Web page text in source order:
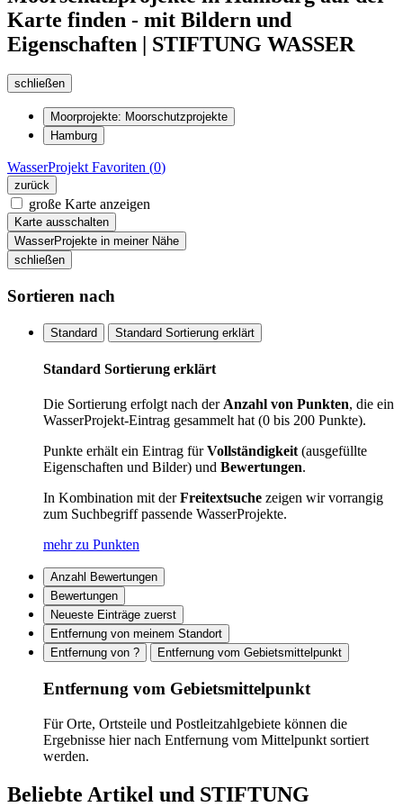
Karte finden - mit Bildern und
Eigenschaften | STIFTUNG WASSER
schließen
Moorprojekte: Moorschutzprojekte
Hamburg
WasserProjektFavoriten (0)
zurück
große Karte anzeigen
Karte ausschalten
WasserProjekte in meiner Nähe
schließen
Sortieren nach
Standard Standard Sortierung erklärt
Standard Sortierung erklärt
Die Sortierung erfolgt nach derAnzahl von Punkten, die ein
WasserProjekt-Eintrag gesammelt hat (0 bis 200 Punkte).
Punkte erhält ein Eintrag fürVollständigkeit(ausgefüllte
Eigenschaften und Bilder) und Bewertungen.
In Kombination mit derFreitextsuche zeigen wir vorrangig
zum Suchbegriff passende WasserProjekte.
mehr zu Punkten
Anzahl Bewertungen
Bewertungen
Neueste Einträge zuerst
Entfernung von meinem Standort
Entfernung von ?
Entfernung vom Gebietsmittelpunkt
Entfernung vom Gebietsmittelpunkt
Für Orte, Ortsteile und Postleitzahlgebiete können die
Ergebnisse hier nach Entfernung vom Mittelpunkt sortiert
werden.
Beliebte Artikel und STIFTUNG